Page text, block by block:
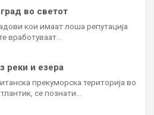
во светот
кои имаат лоша репутација
вработуваат…
реки и езера
прекуморска територија во
се познати…